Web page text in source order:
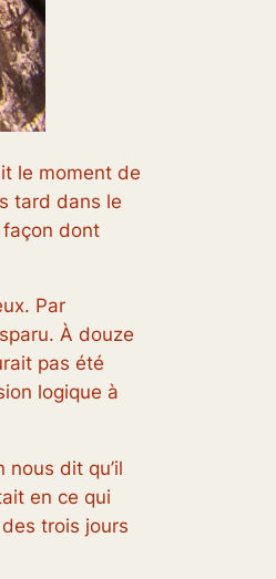
le moment de
tard dans le
façon dont
Par
À douze
pas été
logique à
dit qu’il
en ce qui
trois jours